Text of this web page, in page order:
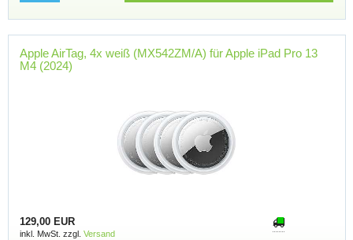
Apple AirTag, 4x weiß (MX542ZM/A) für Apple iPad Pro 13
M4 (2024)
129,00 EUR
inkl. MwSt. zzgl. Versand